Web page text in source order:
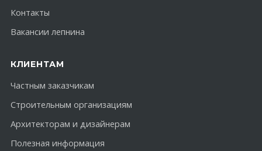
Контакты
Вакансии лепнина
КЛИЕНТАМ
Частным заказчикам
Строительным организациям
Архитекторам и дизайнерам
Полезная информация